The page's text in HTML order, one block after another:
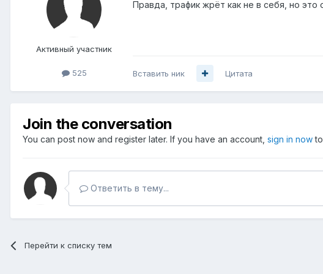
Активный участник
525
Правда, трафик жрёт как не в себя, но
Вставить ник Цитата
Join the conversation
You can post now and register later. If you have an account, sign in now
Ответить в тему...
Перейти к списку тем